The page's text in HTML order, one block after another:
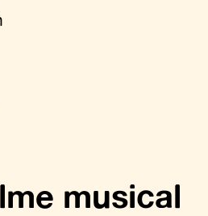
musical